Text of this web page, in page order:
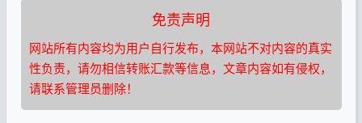
免责声明
网站所有内容均为用户自行发布，本网站不对内容的真实
性负责，请勿相信转账汇款等信息，文章内容如有侵权，
请联系管理员删除！